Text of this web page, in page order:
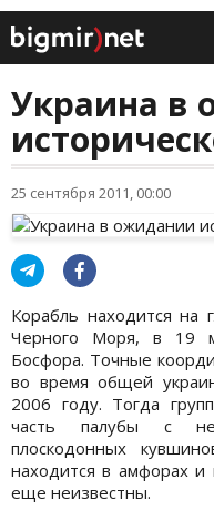
Украина в
25 сентября 2011, 00:00
Корабль находится на
Черного Моря, в 19
Босфора. Точные
во время общей
2006 году. Тогда
часть палубы с
плоскодонных
находится в амфорах и
еще неизвестны.